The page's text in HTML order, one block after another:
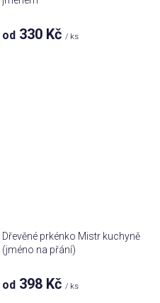
od 330 Kč/ ks
Dřevěné prkénko Mistr kuchyně
(jméno na přání)
od 398 Kč / ks